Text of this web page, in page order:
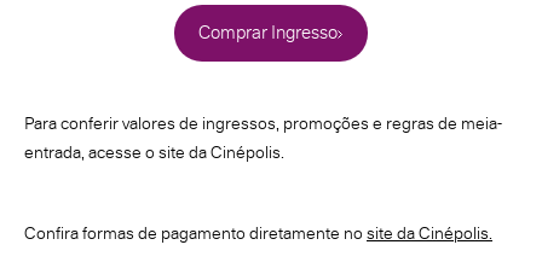
Comprar Ingresso
Para conferir valores de ingressos, promoções e regras de meia-
entrada, acesse o site da Cinépolis.
Confira formas de pagamento diretamente no site da Cinépolis.